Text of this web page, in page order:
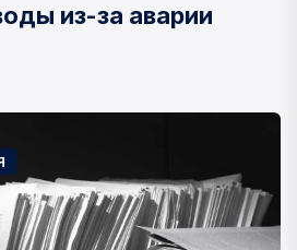
из-за аварии